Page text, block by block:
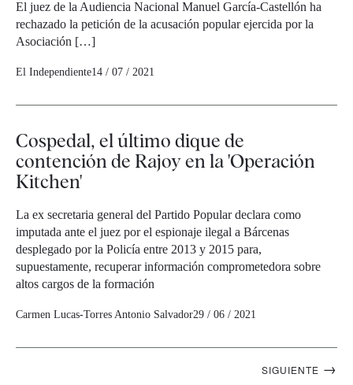
El juez de la Audiencia Nacional Manuel García-Castellón ha
rechazado la petición de la acusación popular ejercida por la
Asociación […]
El Independiente14 / 07 / 2021
Cospedal, el último dique de
contención de Rajoy en la 'Operación
Kitchen'
La ex secretaria general del Partido Popular declara como
imputada ante el juez por el espionaje ilegal a Bárcenas
desplegado por la Policía entre 2013 y 2015 para,
supuestamente, recuperar información comprometedora sobre
altos cargos de la formación
Carmen Lucas-Torres Antonio Salvador29 / 06 / 2021
SIGUIENTE →